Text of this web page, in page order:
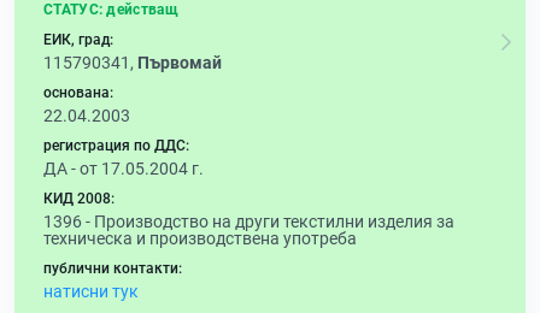
СТАТУС: действащ
ЕИК, град:
115790341, Първомай
основана:
22.04.2003
регистрация по ДДС:
ДА - от 17.05.2004 г.
КИД 2008:
1396 - Производство на други текстилни изделия за
техническа и производствена употреба
публични контакти:
натисни тук